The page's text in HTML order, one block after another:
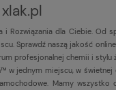
i Rozwiązania dla Ciebie.
Sprawdź naszą jakość
profesjonalnej chemii i stylu
w jednym miejscu, w
Mamy